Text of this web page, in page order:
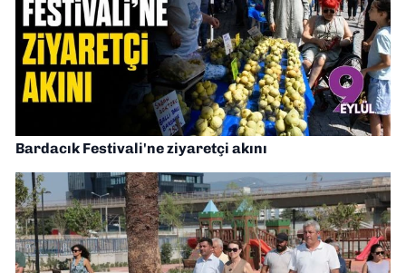
Bardacık Festivali'ne ziyaretçi akını